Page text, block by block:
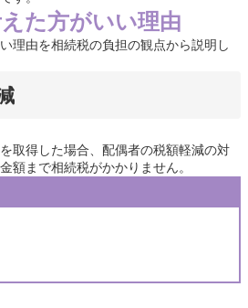
た方がいい理由
理由を相続税の負担の観点から説明し
取得した場合、配偶者の税額軽減の対
額まで相続税がかかりません。